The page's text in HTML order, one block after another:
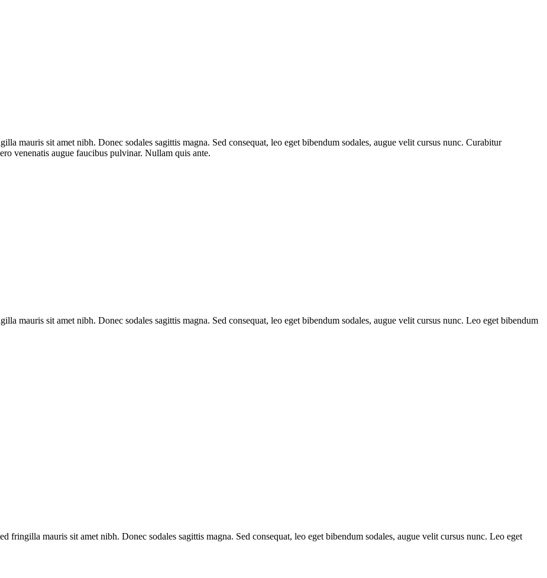
mauris sit amet nibh. Donec sodales sagittis magna. Sed consequat, leo eget bibendum sodales, augue velit cursus nunc. Curabitur
venenatis augue faucibus pulvinar. Nullam quis ante.
mauris sit amet nibh. Donec sodales sagittis magna. Sed consequat, leo eget bibendum sodales, augue velit cursus nunc. Leo eget bibendum
fringilla mauris sit amet nibh. Donec sodales sagittis magna. Sed consequat, leo eget bibendum sodales, augue velit cursus nunc. Leo eget